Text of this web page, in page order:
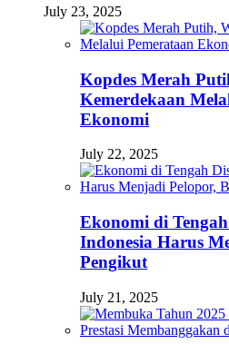
July 23, 2025
Kopdes Merah
Kemerdekaan
Ekonomi
July 22, 2025
Ekonomi di
Indonesia Harus
Pengikut
July 21, 2025